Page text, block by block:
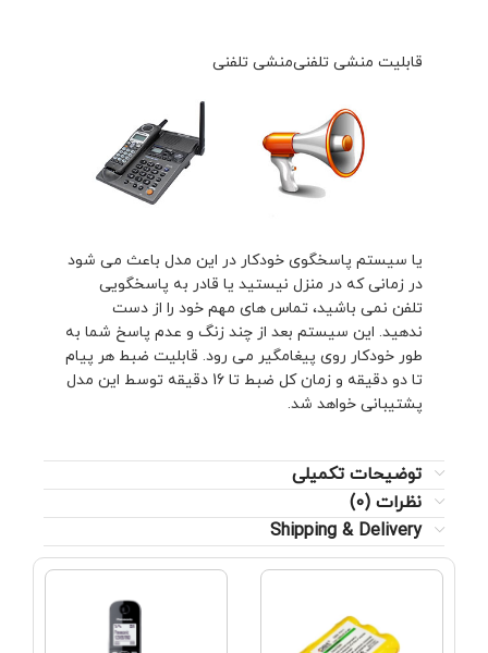
قابلیت منشی تلفنیمنشی تلفنی
یا سیستم پاسخگوی خودکار در این مدل باعث می شود
در زمانی که در منزل نیستید یا قادر به پاسخگویی
تلفن نمی باشید، تماس های مهم خود را از دست
ندهید. این سیستم بعد از چند زنگ و عدم پاسخ شما به
طور خودکار روی پیغامگیر می رود. قابلیت ضبط هر پیام
تا دو دقیقه و زمان کل ضبط تا 16 دقیقه توسط این مدل
پشتیبانی خواهد شد.
توضیحات تکمیلی
نظرات (0)
Shipping & Delivery